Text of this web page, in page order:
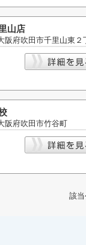
山店
阪府吹田市千里山東２
阪府吹田市竹谷町
該